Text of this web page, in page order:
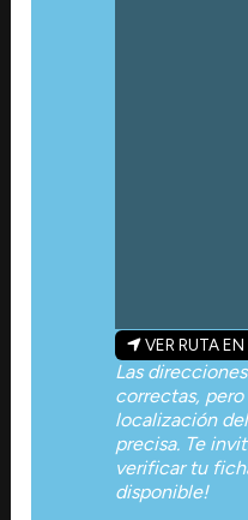
VER RUTA
Las
correctas, pero
localización
precisa. Te
verificar tu
disponible!